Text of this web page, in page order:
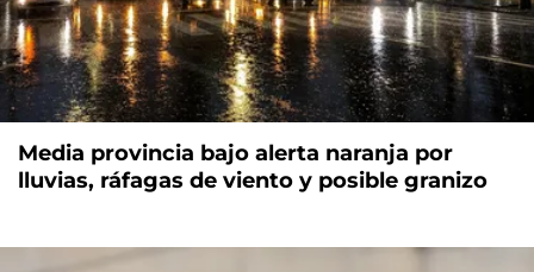
Media provincia bajo alerta naranja por
lluvias, ráfagas de viento y posible granizo